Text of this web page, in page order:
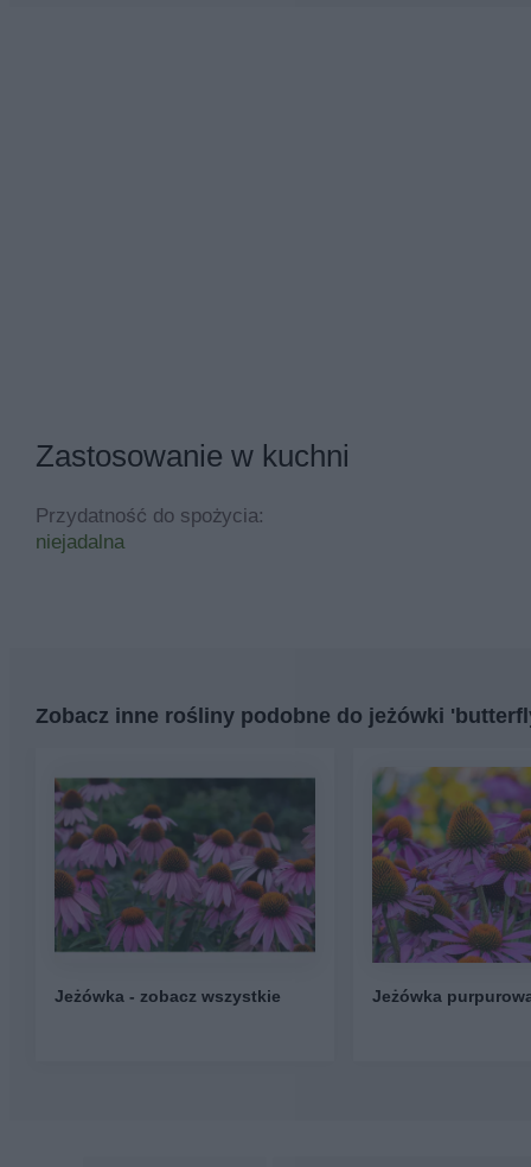
Zastosowanie w kuchni
Przydatność do spożycia:
niejadalna
Zobacz inne rośliny podobne do jeżówki
Jeżówka - zobacz wszystkie Jeżówka